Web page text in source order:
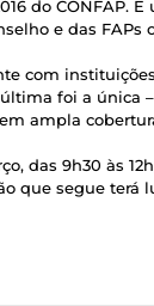
do CONFAP.
e das
com
foi a única
ampla
das 9h30 às
que segue terá